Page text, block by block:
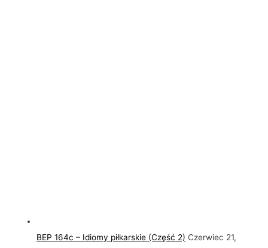
BEP 164c – Idiomy piłkarskie (Część 2) Czerwiec 21,